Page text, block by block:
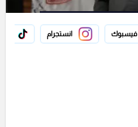
فيسبوك انستجرام